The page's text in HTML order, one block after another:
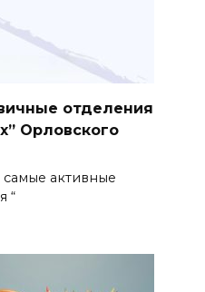
отделения
Орловского
активные
“